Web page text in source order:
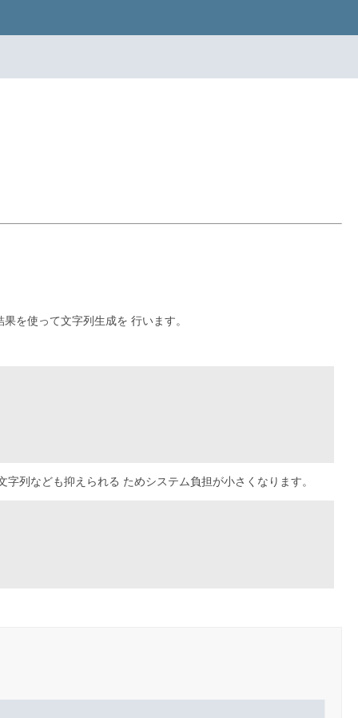
を使って文字列生成を 行います。
列なども抑えられる ためシステム負担が小さくなります。